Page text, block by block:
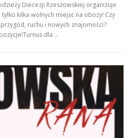
Diecezji Rzeszowskiej organizuje
kilka wolnych miejsc na obozy! Czy
ruchu i nowych znajomości?
dla …